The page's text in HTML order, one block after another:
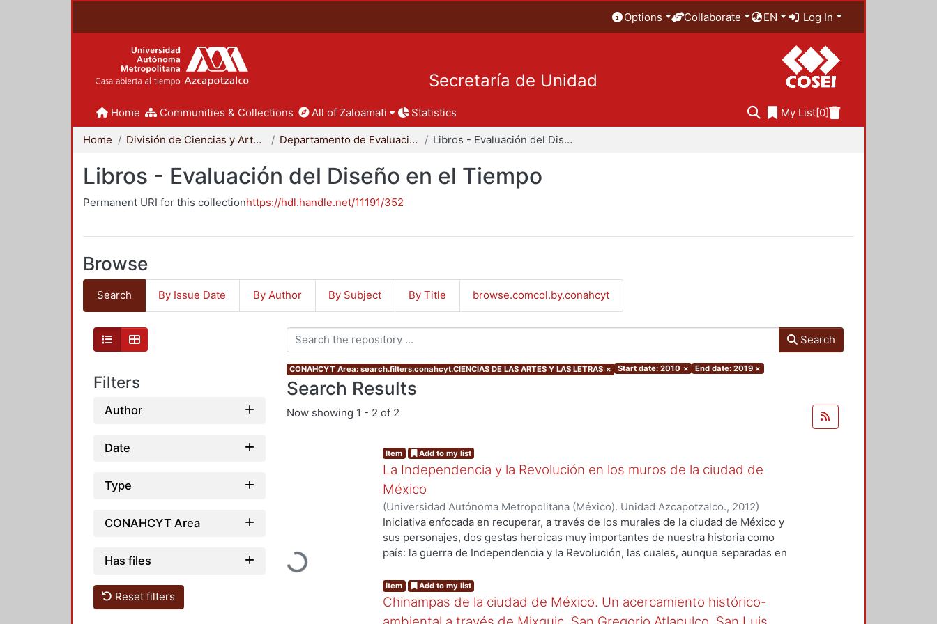
Options Collaborate EN Log In
Secretaría de Unidad
Home Communities & Collections All of Zaloamati Statistics My List[0]
Home División de Ciencias y Artes para el Diseño Departamento de Evaluación del Diseño en el Tiempo Libros - Evaluación del Diseño en el Tiempo
Libros - Evaluación del Diseño en el Tiempo
Permanent URI for this collectionhttps://hdl.handle.net/11191/352
Browse
Search By Issue Date By Author By Subject By Title browse.comcol.by.conahcyt
Filters
Author
Date
Type
CONAHCYT Area
Has files
Reset filters
Search
CONAHCYT Area: search.filters.conahcyt.CIENCIAS DE LAS ARTES Y LAS LETRAS × Start date: 2010 × End date: 2019 ×
Search Results
Now showing 1 - 2 of 2
Loading...
Item Add to my list
La Independencia y la Revolución en los muros de la ciudad de
México
(Universidad Autónoma Metropolitana (México). Unidad Azcapotzalco., 2012)
Legorreta, Jorge
Iniciativa enfocada en recuperar, a través de los murales de la ciudad de México y
sus personajes, dos gestas heroicas muy importantes de nuestra historia como
país: la guerra de Independencia y la Revolución, las cuales, aunque separadas en
arquitectura. Este libro se hace único al concentrar su estudio en la ciudad de
México.
Item Add to my list
Chinampas de la ciudad de México. Un acercamiento histórico-